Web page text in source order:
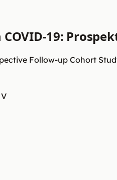
19:
Follow-up Cohort